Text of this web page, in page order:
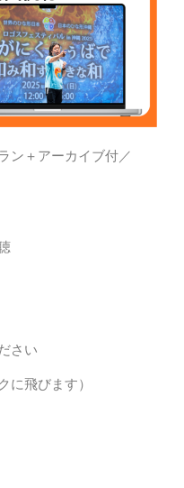
ン＋アーカイブ付／
さい
に飛びます）